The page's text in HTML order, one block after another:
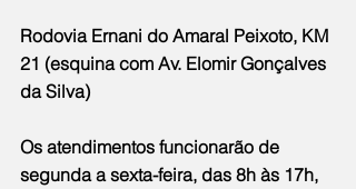
Rodovia Ernani do Amaral Peixoto, KM
21 (esquina com Av. Elomir Gonçalves
da Silva)
Os atendimentos funcionarão de
segunda a sexta-feira, das 8h às 17h,